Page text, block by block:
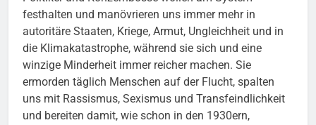
festhalten und manövrieren uns immer mehr in
autoritäre Staaten, Kriege, Armut, Ungleichheit und in
die Klimakatastrophe, während sie sich und eine
winzige Minderheit immer reicher machen. Sie
ermorden täglich Menschen auf der Flucht, spalten
uns mit Rassismus, Sexismus und Transfeindlichkeit
und bereiten damit, wie schon in den 1930ern,